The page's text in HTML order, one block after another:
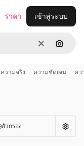
ชัดเจนค้นหา
ราคา เข้าสู่ระบบ
ความจริง ความชัดเจน คว
ตัวกรอง